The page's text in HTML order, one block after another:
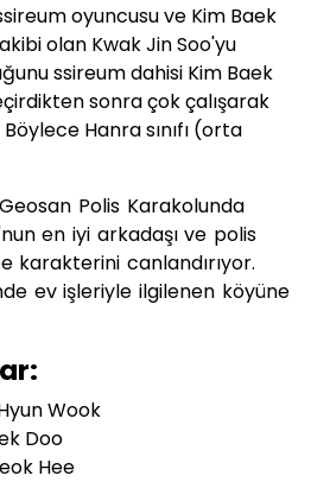
oyuncusu ve Kim Baek
olan Kwak Jin Soo'yu
ssireum dahisi Kim Baek
sonra çok çalışarak
Hanra sınıfı (orta
Polis Karakolunda
en iyi arkadaşı ve polis
karakterini canlandırıyor.
ev işleriyle ilgilenen köyüne
Wook
Doo
Hee